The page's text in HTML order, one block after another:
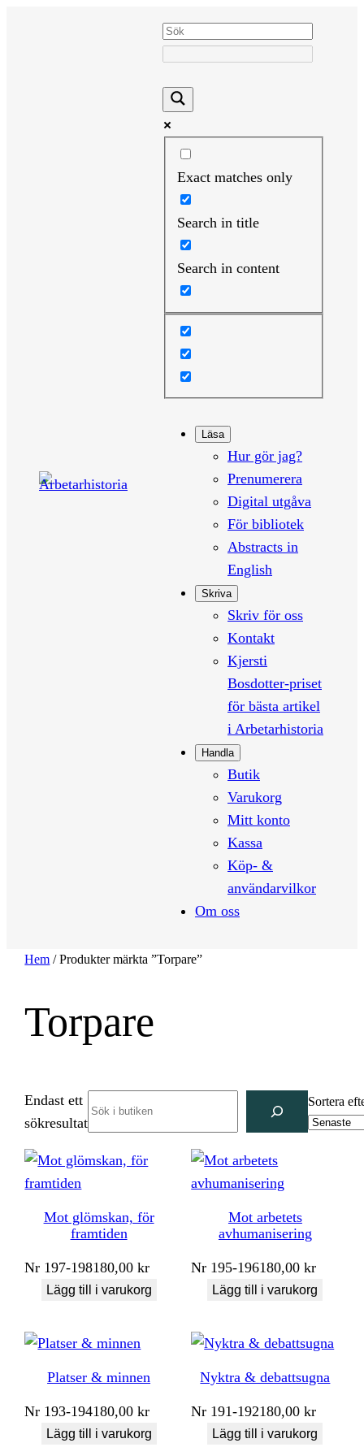
Exact matches only
Search in title
Search in content
Läsa
Hur gör jag?
Prenumerera
Digital utgåva
För bibliotek
Abstracts in
English
Skriva
Skriv för oss
Kontakt
Kjersti
Bosdotter-priset
för bästa artikel
i Arbetarhistoria
Handla
Butik
Varukorg
Mitt konto
Kassa
Köp- &
användarvilkor
Om oss
Hem / Produkter märkta ”Torpare”
Torpare
Endast ett
sökresultat
Sortera
Mot glömskan, för
framtiden
Nr 197-198180,00kr
Lägg till i varukorg
Mot arbetets
avhumanisering
Nr 195-196180,00kr
Lägg till i varukorg
Platser & minnen
Nr 193-194180,00kr
Lägg till i varukorg
Nyktra & debattsugna
Nr 191-192180,00kr
Lägg till i varukorg